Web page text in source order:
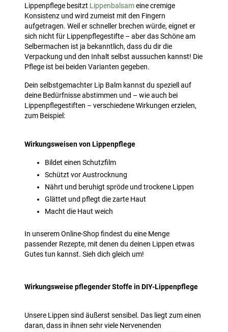
Lippenpflege besitzt Lippenbalsameine cremige
Konsistenz und wird zumeist mit den Fingern
aufgetragen. Weil er schneller brechen würde, eignet er
sich nicht für Lippenpflegestifte – aber das Schöne am
Selbermachen ist ja bekanntlich, dass du dir die
Verpackung und den Inhalt selbst aussuchen kannst! Die
Pflege ist bei beiden Varianten gegeben.
Dein selbstgemachter Lip Balm kannst du speziell auf
deine Bedürfnisse abstimmen und – wie auch bei
Lippenpflegestiften – verschiedene Wirkungen erzielen,
zum Beispiel:
Wirkungsweisen von Lippenpflege
Bildet einen Schutzfilm
Schützt vor Austrocknung
Nährt und beruhigt spröde und trockene Lippen
Glättet und pflegt die zarte Haut
Macht die Haut weich
In unserem Online-Shop findest du eine Menge
passender Rezepte, mit denen du deinen Lippen etwas
Gutes tun kannst. Sieh dich gleich um!
Wirkungsweise pflegender Stoffe in DIY-Lippenpflege
Unsere Lippen sind äußerst sensibel. Das liegt zum einen
daran, dass in ihnen sehr viele Nervenenden